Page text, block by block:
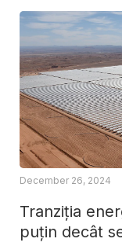
Tranziția
puțin decât
December 26, 2024